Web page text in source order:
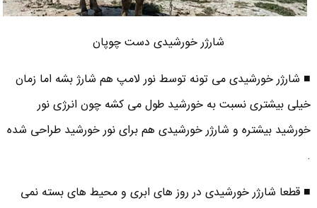
شارژر خورشیدی دست چوپان
■ شارژر خورشیدی می تونه توسط نور لامپ هم شارژ بشه اما زمان
خیلی بیشتری نسبت به خورشید طول می کشه چون انرژی نور
خورشید بیشتره و شارژر خورشیدی هم برای نور خورشید طراحی شده
.
■ قطعا شارژر خورشیدی در روز های ابری و محیط های بسته نمی